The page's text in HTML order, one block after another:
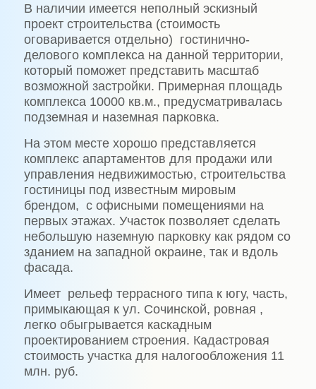
В наличии имеется неполный эскизный
проект строительства (стоимость
оговаривается отдельно) гостинично-
делового комплекса на данной территории,
который поможет представить масштаб
возможной застройки. Примерная площадь
комплекса 10000 кв.м., предусматривалась
подземная и наземная парковка.
На этом месте хорошо представляется
комплекс апартаментов для продажи или
управления недвижимостью, строительства
гостиницы под известным мировым
брендом, с офисными помещениями на
первых этажах. Участок позволяет сделать
небольшую наземную парковку как рядом со
зданием на западной окраине, так и вдоль
фасада.
Имеет рельеф террасного типа к югу, часть,
примыкающая к ул. Сочинской, ровная ,
легко обыгрывается каскадным
проектированием строения. Кадастровая
стоимость участка для налогообложения 11
млн. руб.